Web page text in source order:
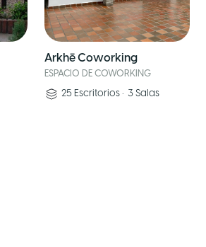
Arkhē Coworking
ESPACIO DE COWORKING
25 Escritorios • 3 Salas